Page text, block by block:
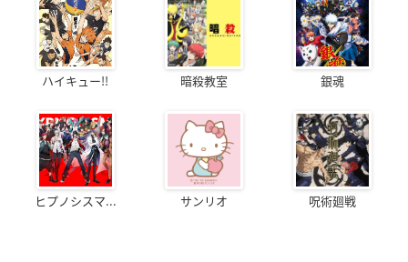
ハイキュー!! 暗殺教室 銀魂
ヒプノシスマ... サンリオ 呪術廻戦